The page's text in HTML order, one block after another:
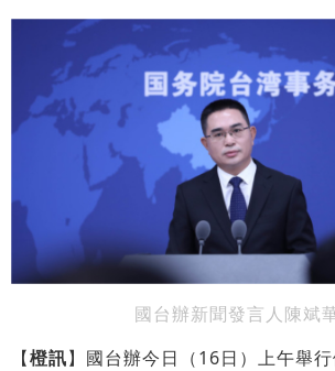
國台辦新聞發言人陳斌華
【橙訊】國台辦今日（16日）上午舉行